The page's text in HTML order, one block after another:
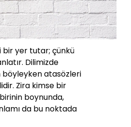
bir yer tutar; çünkü
Dilimizde
böyleyken atasözleri
Zira kimse bir
boynunda,
da bu noktada